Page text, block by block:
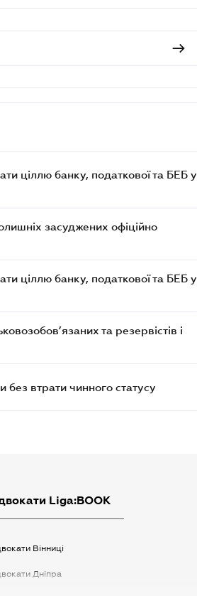
ціллю банку, податкової та БЕБ у
засуджених офіційно
ціллю банку, податкової та БЕБ у
та резервістів і
без втрати чинного статусу
Liga:BOOK
Вінниці
Дніпра